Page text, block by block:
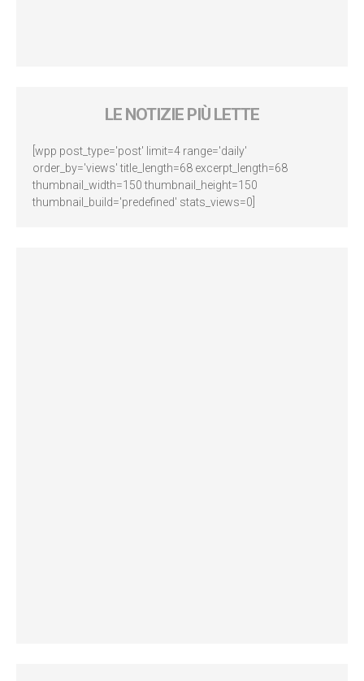
LE NOTIZIE PIÙ LETTE
[wpp post_type='post' limit=4 range='daily'
order_by='views' title_length=68 excerpt_length=68
thumbnail_width=150 thumbnail_height=150
thumbnail_build='predefined' stats_views=0]